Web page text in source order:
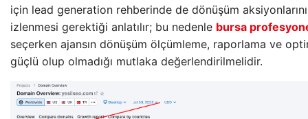
için lead generation rehberinde de dönüşüm
izlenmesi gerektiği anlatılır; bu nedenle bursa
seçerken ajansın dönüşüm ölçümleme, raporlama ve
güçlü olup olmadığı mutlaka değerlendirilmelidir.